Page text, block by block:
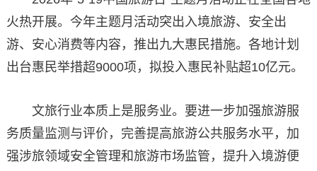
火热开展。今年主题月活动突出入境旅游、安全出
游、安心消费等内容，推出九大惠民措施。各地计划
出台惠民举措超9000项，拟投入惠民补贴超10亿元。
文旅行业本质上是服务业。要进一步加强旅游服
务质量监测与评价，完善提高旅游公共服务水平，加
强涉旅领域安全管理和旅游市场监管，提升入境游便